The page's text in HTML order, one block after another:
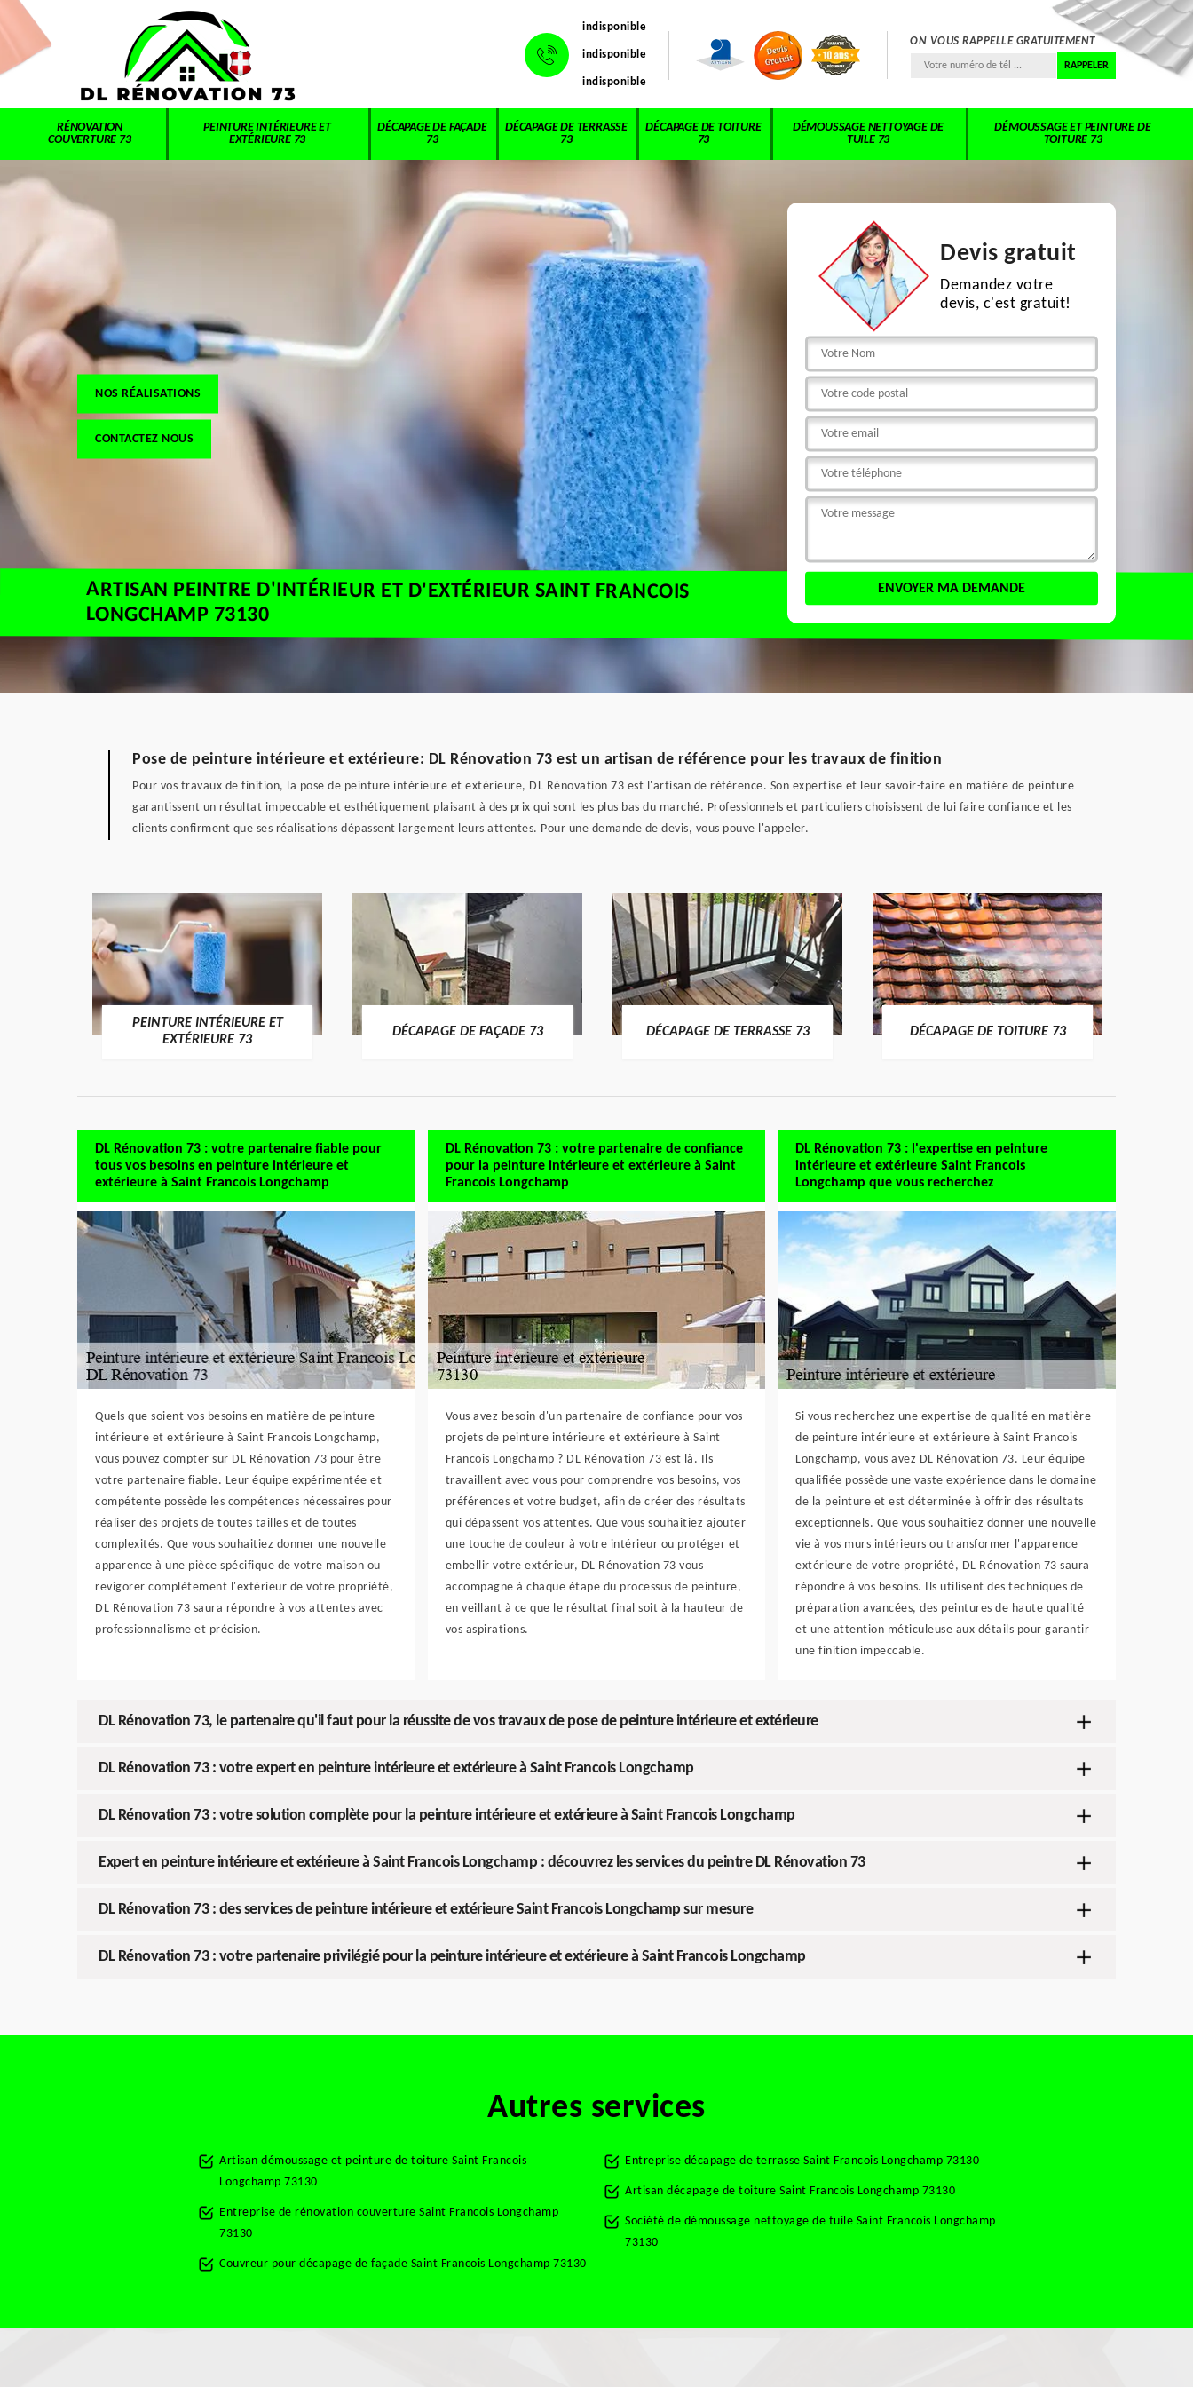
indisponible
indisponible
indisponible
ON VOUS RAPPELLE GRATUITEMENT
RÉNOVATION
COUVERTURE 73
PEINTURE INTÉRIEURE ET
EXTÉRIEURE 73
DÉCAPAGE DE FAÇADE
73
DÉCAPAGE DE TERRASSE
73
DÉCAPAGE DE TOITURE
73
DÉMOUSSAGE NETTOYAGE DE
TUILE 73
DÉMOUSSAGE ET PEINTURE DE
TOITURE 73
NOS RÉALISATIONS
CONTACTEZ NOUS
Devis gratuit
Demandez votre
devis, c'est gratuit!
ARTISAN PEINTRE D'INTÉRIEUR ET D'EXTÉRIEUR SAINT FRANCOIS
LONGCHAMP 73130
Pose de peinture intérieure et extérieure: DL Rénovation 73 est un artisan de référence pour les travaux de finition
Pour vos travaux de finition, la pose de peinture intérieure et extérieure, DL Rénovation 73 est l'artisan de référence. Son expertise et leur savoir-faire en matière de peinture
garantissent un résultat impeccable et esthétiquement plaisant à des prix qui sont les plus bas du marché. Professionnels et particuliers choisissent de lui faire confiance et les
clients confirment que ses réalisations dépassent largement leurs attentes. Pour une demande de devis, vous pouve l'appeler.
PEINTURE INTÉRIEURE ET
EXTÉRIEURE 73
DÉCAPAGE DE FAÇADE 73 DÉCAPAGE DE TERRASSE 73 DÉCAPAGE DE TOITURE 73
DL Rénovation 73 : votre partenaire fiable pour
tous vos besoins en peinture intérieure et
extérieure à Saint Francois Longchamp
Quels que soient vos besoins en matière de peinture
intérieure et extérieure à Saint Francois Longchamp,
vous pouvez compter sur DL Rénovation 73 pour être
votre partenaire fiable. Leur équipe expérimentée et
compétente possède les compétences nécessaires pour
réaliser des projets de toutes tailles et de toutes
complexités. Que vous souhaitiez donner une nouvelle
apparence à une pièce spécifique de votre maison ou
revigorer complètement l'extérieur de votre propriété,
DL Rénovation 73 saura répondre à vos attentes avec
professionnalisme et précision.
DL Rénovation 73 : votre partenaire de confiance
pour la peinture intérieure et extérieure à Saint
Francois Longchamp
Vous avez besoin d'un partenaire de confiance pour vos
projets de peinture intérieure et extérieure à Saint
Francois Longchamp ? DL Rénovation 73 est là. Ils
travaillent avec vous pour comprendre vos besoins, vos
préférences et votre budget, afin de créer des résultats
qui dépassent vos attentes. Que vous souhaitiez ajouter
une touche de couleur à votre intérieur ou protéger et
embellir votre extérieur, DL Rénovation 73 vous
accompagne à chaque étape du processus de peinture,
en veillant à ce que le résultat final soit à la hauteur de
vos aspirations.
DL Rénovation 73 : l'expertise en peinture
intérieure et extérieure Saint Francois
Longchamp que vous recherchez
Si vous recherchez une expertise de qualité en matière
de peinture intérieure et extérieure à Saint Francois
Longchamp, vous avez DL Rénovation 73. Leur équipe
qualifiée possède une vaste expérience dans le domaine
de la peinture et est déterminée à offrir des résultats
exceptionnels. Que vous souhaitiez donner une nouvelle
vie à vos murs intérieurs ou transformer l'apparence
extérieure de votre propriété, DL Rénovation 73 saura
répondre à vos besoins. Ils utilisent des techniques de
préparation avancées, des peintures de haute qualité
et une attention méticuleuse aux détails pour garantir
une finition impeccable.
DL Rénovation 73, le partenaire qu'il faut pour la réussite de vos travaux de pose de peinture intérieure et extérieure
DL Rénovation 73 : votre expert en peinture intérieure et extérieure à Saint Francois Longchamp
DL Rénovation 73 : votre solution complète pour la peinture intérieure et extérieure à Saint Francois Longchamp
Expert en peinture intérieure et extérieure à Saint Francois Longchamp : découvrez les services du peintre DL Rénovation 73
DL Rénovation 73 : des services de peinture intérieure et extérieure Saint Francois Longchamp sur mesure
DL Rénovation 73 : votre partenaire privilégié pour la peinture intérieure et extérieure à Saint Francois Longchamp
Autres services
Artisan démoussage et peinture de toiture Saint Francois
Longchamp 73130
Entreprise de rénovation couverture Saint Francois Longchamp
73130
Couvreur pour décapage de façade Saint Francois Longchamp 73130
Entreprise décapage de terrasse Saint Francois Longchamp 73130
Artisan décapage de toiture Saint Francois Longchamp 73130
Société de démoussage nettoyage de tuile Saint Francois Longchamp
73130